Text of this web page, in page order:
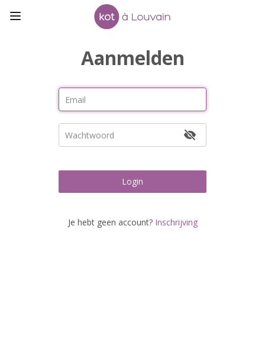
Aanmelden
Login
Je hebt geen account? Inschrijving